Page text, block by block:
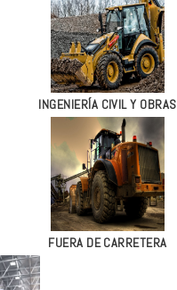
INGENIERÍA CIVIL Y OBRAS
FUERA DE CARRETERA